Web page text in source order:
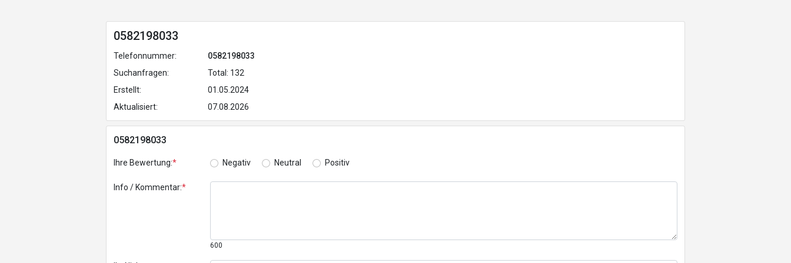
0582198033
Telefonnummer:
0582198033
Suchanfragen:
Total: 132
Erstellt:
01.05.2024
Aktualisiert:
07.08.2026
0582198033
Ihre Bewertung:* Negativ Neutral Positiv
Info / Kommentar:*
600